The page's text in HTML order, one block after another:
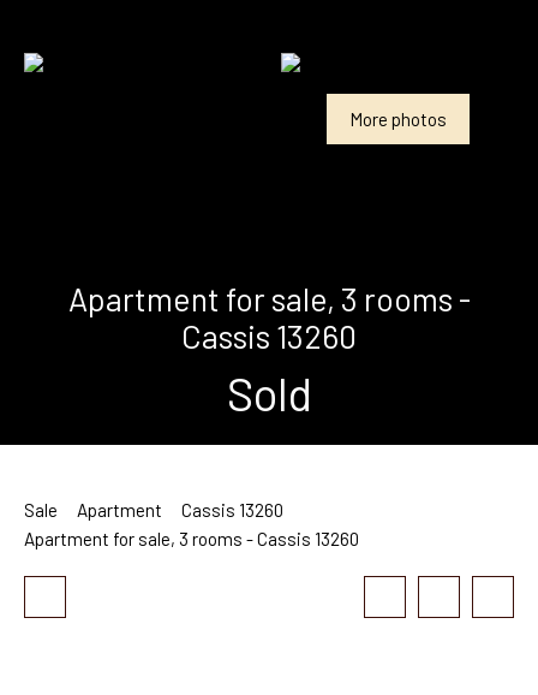
More photos
Apartment for sale, 3 rooms -
Cassis 13260
Sold
Sale Apartment
Cassis 13260
Apartment for sale, 3 rooms - Cassis 13260